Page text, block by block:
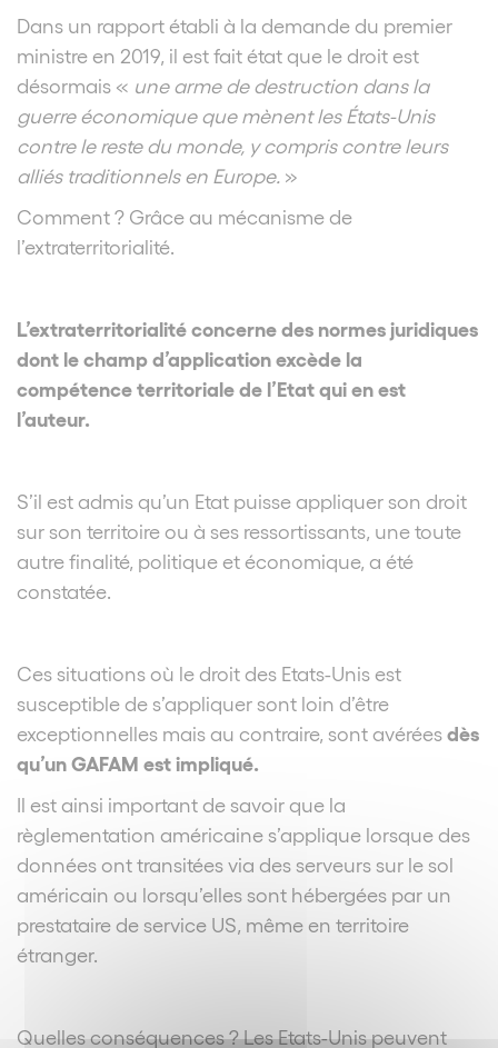
Dans un rapport établi à la demande du premier
ministre en 2019, il est fait état que le droit est
désormais « une arme de destruction dans la
guerre économique que mènent les États-Unis
contre le reste du monde, y compris contre leurs
alliés traditionnels en Europe. »
Comment ? Grâce au mécanisme de
l’extraterritorialité.
L’extraterritorialité concerne des normes juridiques
dont le champ d’application excède la
compétence territoriale de l’Etat qui en est
l’auteur.
S’il est admis qu’un Etat puisse appliquer son droit
sur son territoire ou à ses ressortissants, une toute
autre finalité, politique et économique, a été
constatée.
Ces situations où le droit des Etats-Unis est
susceptible de s’appliquer sont loin d’être
exceptionnelles mais au contraire, sont avéréesdès
qu’un GAFAM est impliqué.
Il est ainsi important de savoir que la
règlementation américaine s’applique lorsque des
données ont transitées via des serveurs sur le sol
américain ou lorsqu’elles sont hébergées par un
prestataire de service US, même en territoire
étranger.
Quelles conséquences ? Les Etats-Unis peuvent